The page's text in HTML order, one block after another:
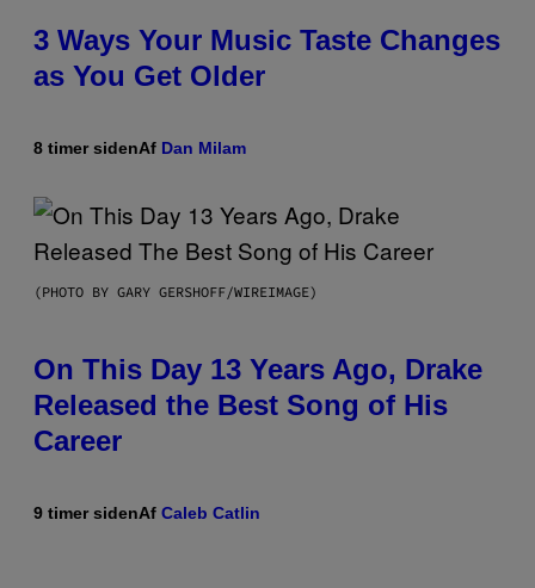
3 Ways Your Music Taste Changes
as You Get Older
8 timer sidenAf Dan Milam
(PHOTO BY GARY GERSHOFF/WIREIMAGE)
On This Day 13 Years Ago, Drake
Released the Best Song of His
Career
9 timer sidenAf Caleb Catlin